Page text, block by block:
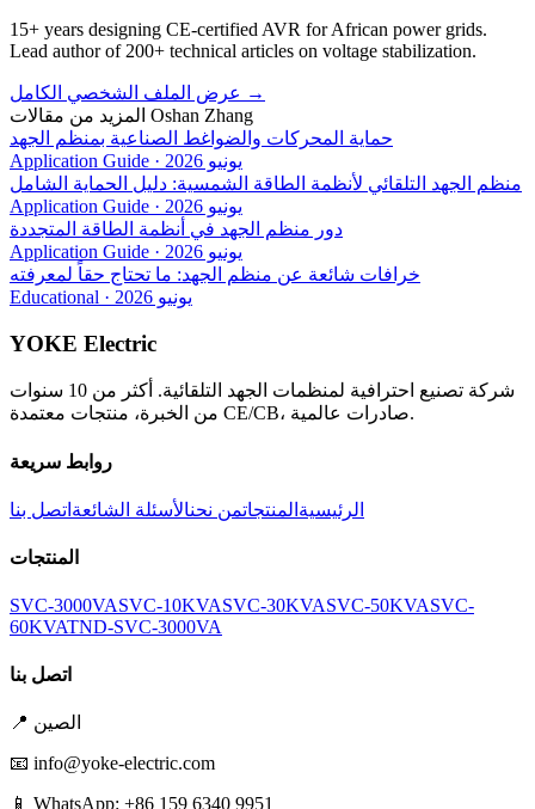
15+ years designing CE-certified AVR for African power grids.
Lead author of 200+ technical articles on voltage stabilization.
عرض الملف الشخصي الكامل →
المزيد من مقالات Oshan Zhang
حماية المحركات والضواغط الصناعية بمنظم الجهد
Application Guide ·
يونيو 2026
منظم الجهد التلقائي لأنظمة الطاقة الشمسية: دليل الحماية الشامل
Application Guide ·
يونيو 2026
دور منظم الجهد في أنظمة الطاقة المتجددة
Application Guide ·
يونيو 2026
خرافات شائعة عن منظم الجهد: ما تحتاج حقاً لمعرفته
Educational · يونيو 2026
YOKE Electric
شركة تصنيع احترافية لمنظمات الجهد التلقائية. أكثر من 10 سنوات
من الخبرة، منتجات معتمدة CE/CB، صادرات عالمية.
روابط سريعة
الرئيسية المنتجاتمن نحنالأسئلة الشائعة اتصل بنا
المنتجات
SVC-3000VASVC-10KVASVC-30KVASVC-50KVASVC-
60KVATND-SVC-3000VA
اتصل بنا
📍 الصين
📧 info@yoke-electric.com
📱 WhatsApp: +86 159 6340 9951